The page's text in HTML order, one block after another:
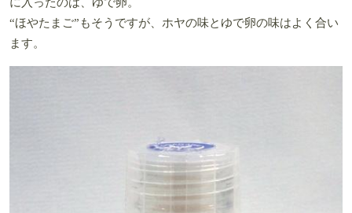
“ほやたまご”もそうですが、ホヤの味とゆで卵の味はよく合い
ます。